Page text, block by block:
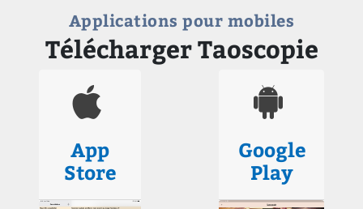
Applications pour mobiles
Télécharger Taoscopie
App
Store
Google
Play